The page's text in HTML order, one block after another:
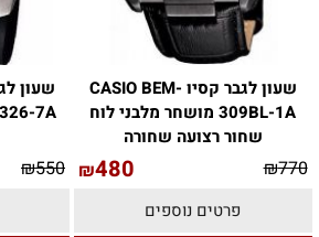
שעון לגבר קסיו CASIO BEM-
309BL-1A מושחר מלבני לוח
שחור רצועה שחורה
₪770
₪480
פרטים נוספים
₪550